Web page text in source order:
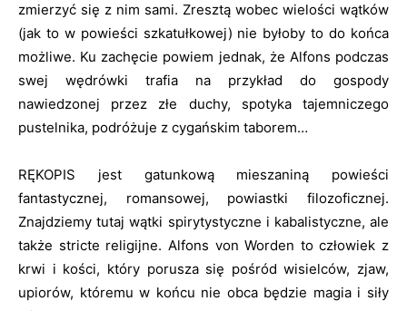
zmierzyć się z nim sami. Zresztą wobec wielości wątków
(jak to w powieści szkatułkowej) nie byłoby to do końca
możliwe. Ku zachęcie powiem jednak, że Alfons podczas
swej wędrówki trafia na przykład do gospody
nawiedzonej przez złe duchy, spotyka tajemniczego
pustelnika, podróżuje z cygańskim taborem…
RĘKOPIS jest gatunkową mieszaniną powieści
fantastycznej, romansowej, powiastki filozoficznej.
Znajdziemy tutaj wątki spirytystyczne i kabalistyczne, ale
także stricte religijne. Alfons von Worden to człowiek z
krwi i kości, który porusza się pośród wisielców, zjaw,
upiorów, któremu w końcu nie obca będzie magia i siły